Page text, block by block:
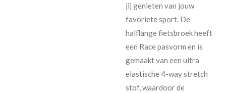
jij genieten van jouw
favoriete sport. De
halflange fietsbroek heeft
een Race pasvorm en is
gemaakt van een ultra
elastische 4-way stretch
stof, waardoor de